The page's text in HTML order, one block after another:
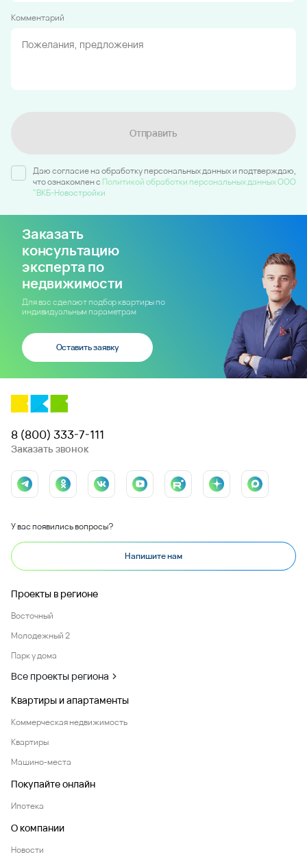
Комментарий
Отправить
Даю согласие на обработку персональных данных и подтверждаю,
что ознакомлен c Политикой обработки персональных данных ООО
"ВКБ-Новостройки
Заказать
консультацию
эксперта по
недвижимости
Для вас сделают подбор квартиры по
индивидуальным параметрам
Оставить заявку
8 (800) 333-7-111
Заказать звонок
У вас появились вопросы?
Напишите нам
Проекты в регионе
Восточный
Молодежный 2
Парк у дома
Все проекты региона
Квартиры и апартаменты
Коммерческая недвижимость
Квартиры
Машино-места
Покупайте онлайн
Ипотека
О компании
Новости